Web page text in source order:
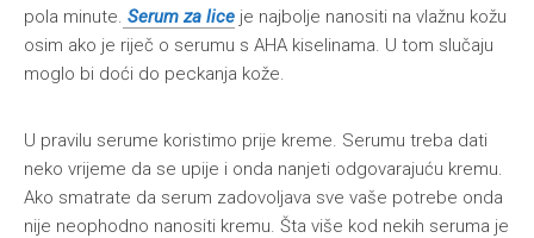
pola minute. Serum za lice je najbolje nanositi na vlažnu kožu
osim ako je riječ o serumu s AHA kiselinama. U tom slučaju
moglo bi doći do peckanja kože.
U pravilu serume koristimo prije kreme. Serumu treba dati
neko vrijeme da se upije i onda nanjeti odgovarajuću kremu.
Ako smatrate da serum zadovoljava sve vaše potrebe onda
nije neophodno nanositi kremu. Šta više kod nekih seruma je